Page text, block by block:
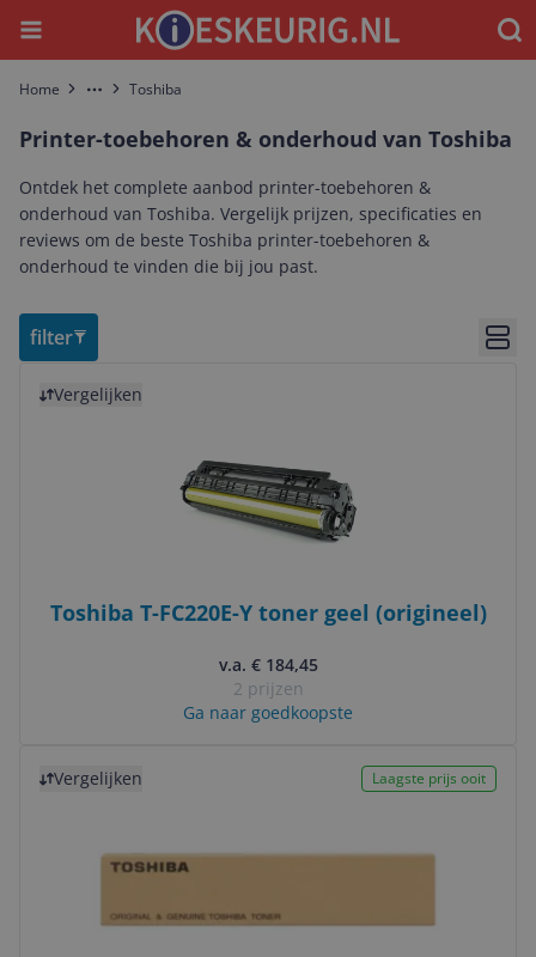
Menu
Home More Toshiba
Printer-toebehoren & onderhoud van Toshiba
Ontdek het complete aanbod printer-toebehoren &
onderhoud van Toshiba. Vergelijk prijzen, specificaties en
reviews om de beste Toshiba printer-toebehoren &
onderhoud te vinden die bij jou past.
filter
Vergelijken
Toshiba T-FC220E-Y toner geel (origineel)
v.a. € 184,45
2 prijzen
Ga naar goedkoopste
Vergelijken Laagste prijs ooit